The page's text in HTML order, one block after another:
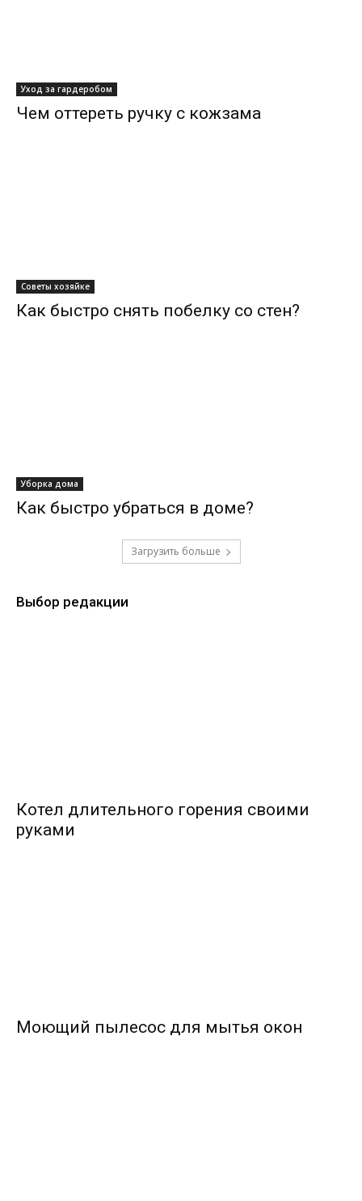
Уход за гардеробом
Чем оттереть ручку с кожзама
Советы хозяйке
Как быстро снять побелку со стен?
Уборка дома
Как быстро убраться в доме?
Загрузить больше
Выбор редакции
Котел длительного горения своими
руками
Моющий пылесос для мытья окон